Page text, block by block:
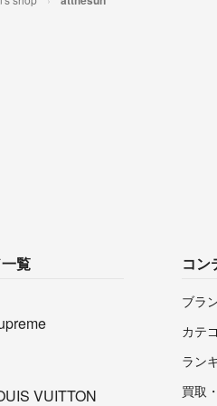
覧
VUITTON
コン
ブラ
カテ
ラン
買取